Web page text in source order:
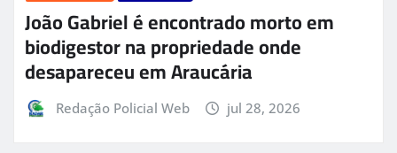
João Gabriel é encontrado morto em
biodigestor na propriedade onde
desapareceu em Araucária
Redação Policial Web jul 28, 2026